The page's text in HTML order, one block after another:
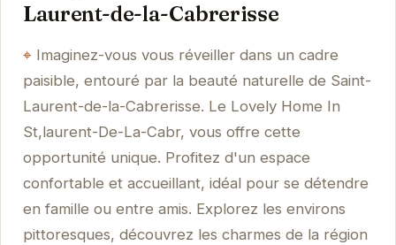
Laurent-de-la-Cabrerisse
Imaginez-vous vous réveiller dans un cadre
paisible, entouré par la beauté naturelle de Saint-
Laurent-de-la-Cabrerisse. Le Lovely Home In
St,laurent-De-La-Cabr, vous offre cette
opportunité unique. Profitez d'un espace
confortable et accueillant, idéal pour se détendre
en famille ou entre amis. Explorez les environs
pittoresques, découvrez les charmes de la région